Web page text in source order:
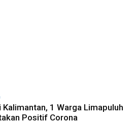
Kalimantan, 1 Warga Limapuluh
Positif Corona